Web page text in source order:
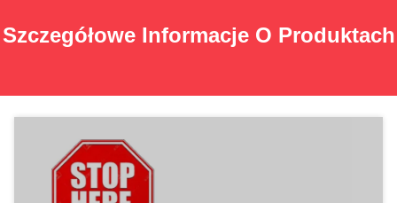
Szczegółowe Informacje O Produktach